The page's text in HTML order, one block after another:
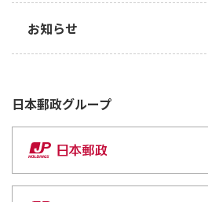
お知らせ
日本郵政グループ